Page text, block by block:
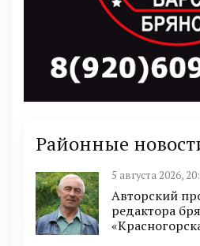
Районные
5 августа 2026,
Авторский
редактора